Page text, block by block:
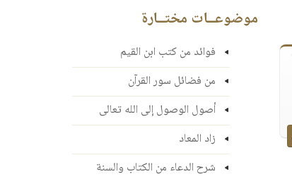
موضوعــات مختــارة
فوائد من كتب ابن القيم
من فضائل سور القرآن
أصول الوصول إلى الله تعالى
زاد المعاد
شرح الدعاء من الكتاب والسنة